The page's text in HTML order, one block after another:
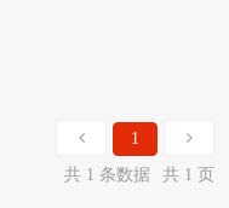
1
共 1 条数据
共 1 页